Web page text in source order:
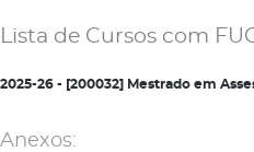
Lista de Cursos com
2025-26 - [200032] Mestrado em
Anexos: